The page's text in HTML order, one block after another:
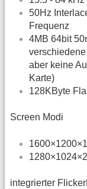
50Hz
Frequenz
4MB 64bit
aber keine
Karte)
128KByte
Screen Modi
integrierter